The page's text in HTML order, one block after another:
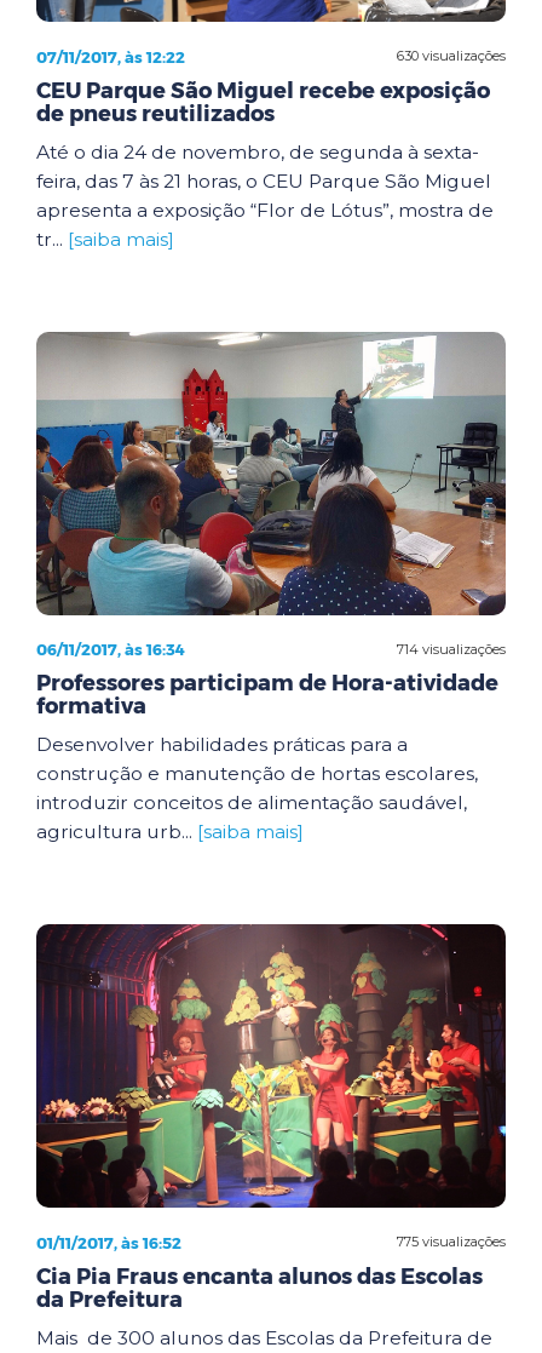
630 visualizações
07/11/2017, às 12:22
CEU Parque São Miguel recebe exposição
de pneus reutilizados
Até o dia 24 de novembro, de segunda à sexta-
feira, das 7 às 21 horas, o CEU Parque São Miguel
apresenta a exposição “Flor de Lótus”, mostra de
tr... [saiba mais]
714 visualizações
06/11/2017, às 16:34
Professores participam de Hora-atividade
formativa
Desenvolver habilidades práticas para a
construção e manutenção de hortas escolares,
introduzir conceitos de alimentação saudável,
agricultura urb... [saiba mais]
775 visualizações
01/11/2017, às 16:52
Cia Pia Fraus encanta alunos das Escolas
da Prefeitura
Mais de 300 alunos das Escolas da Prefeitura de